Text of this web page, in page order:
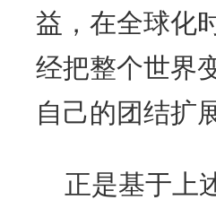
益，在全球化
经把整个世界
自己的团结扩
正是基于上